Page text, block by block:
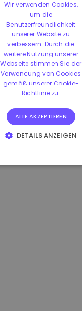
Wir verwenden Cookies,
um die
Benutzerfreundlichkeit
unserer Website zu
verbessern. Durch die
weitere Nutzung unserer
Webseite stimmen Sie der
Verwendung von Cookies
gemäß unserer Cookie-
Richtlinie zu.
ALLE AKZEPTIEREN
DETAILS ANZEIGEN